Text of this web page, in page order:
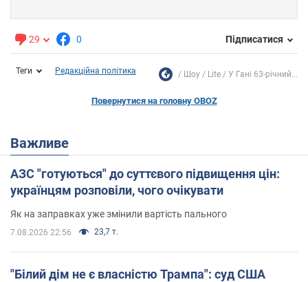
29 0 Підписатися
Теги Редакційна політика Шоу Lite У Гані 63-річний...
Повернутися на головну OBOZ
Важливе
АЗС "готуються" до суттєвого підвищення цін:
українцям розповіли, чого очікувати
Як на заправках уже змінили вартість пального
7.08.2026 22:56 23,7 т.
"Білий дім не є власністю Трампа": суд США